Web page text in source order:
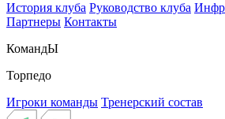
История клуба Руководство клуба
Партнеры Контакты
КомандЫ
Торпедо
Игроки команды Тренерский состав